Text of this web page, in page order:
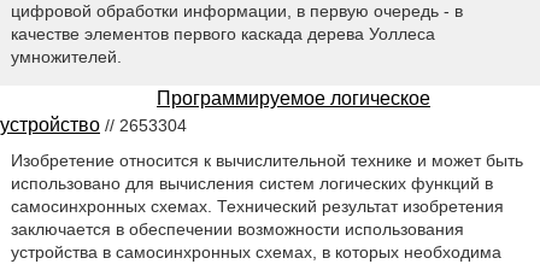
цифровой обработки информации, в первую очередь - в
качестве элементов первого каскада дерева Уоллеса
умножителей.
Программируемое логическое
устройство // 2653304
Изобретение относится к вычислительной технике и может быть
использовано для вычисления систем логических функций в
самосинхронных схемах. Технический результат изобретения
заключается в обеспечении возможности использования
устройства в самосинхронных схемах, в которых необходима